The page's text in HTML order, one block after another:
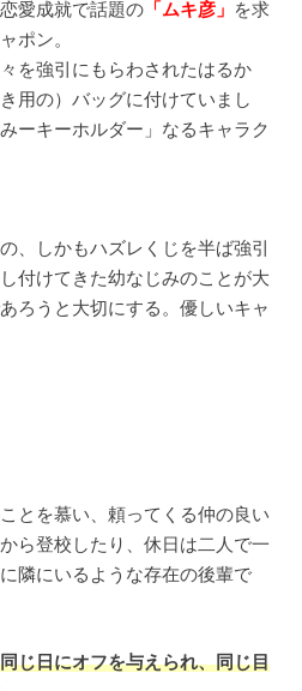
愛成就で話題の 「ムキ彦」 を求
ポン。
を強引にもらわされたはるか
用の）バッグに付けていまし
ーキーホルダー」なるキャラク
、しかもハズレくじを半ば強引
付けてきた幼なじみのことが大
ろうと大切にする。優しいキャ
とを慕い、頼ってくる仲の良い
ら登校したり、休日は二人で一
隣にいるような存在の後輩で
じ日にオフを与えられ、同じ目